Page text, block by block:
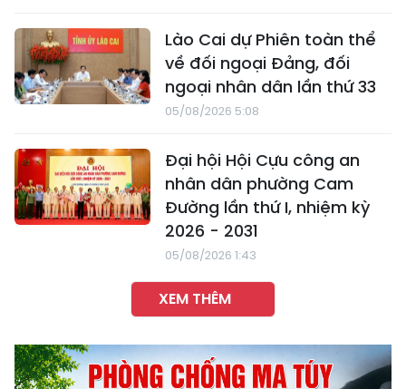
Lào Cai dự Phiên toàn thể
về đối ngoại Đảng, đối
ngoại nhân dân lần thứ 33
05/08/2026 5:08
Đại hội Hội Cựu công an
nhân dân phường Cam
Đường lần thứ I, nhiệm kỳ
2026 - 2031
05/08/2026 1:43
XEM THÊM